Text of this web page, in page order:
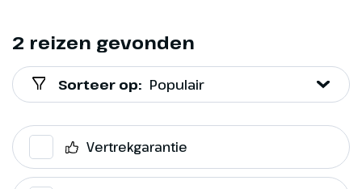
2 reizen gevonden
Sorteer op: Populair
Vertrekgarantie